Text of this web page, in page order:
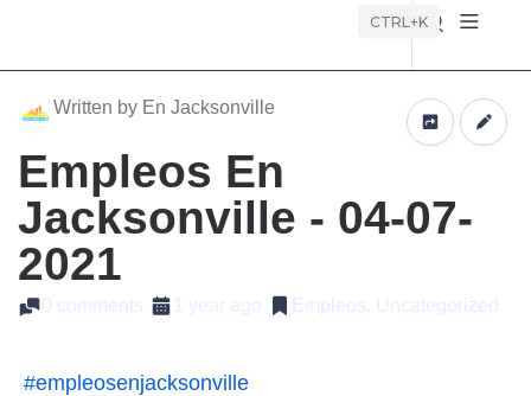
CTRL+K
Written by En Jacksonville
Empleos En
Jacksonville - 04-07-
2021
0 comments 1 year ago Empleos, Uncategorized
#empleosenjacksonville